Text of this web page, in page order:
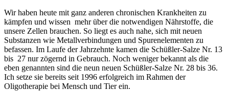
Wir haben heute mit ganz anderen chronischen Krankheiten zu
kämpfen und wissen mehr über die notwendigen Nährstoffe, die
unsere Zellen brauchen. So liegt es auch nahe, sich mit neuen
Substanzen wie Metallverbindungen und Spurenelementen zu
befassen. Im Laufe der Jahrzehnte kamen die Schüßler-Salze Nr. 13
bis 27 nur zögernd in Gebrauch. Noch weniger bekannt als die
eben genannten sind die neun neuen Schüßler-Salze Nr. 28 bis 36.
Ich setze sie bereits seit 1996 erfolgreich im Rahmen der
Oligotherapie bei Mensch und Tier ein.